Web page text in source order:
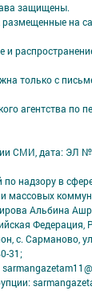
защищены.
на
и
только с
агентства по
СМИ, дата: ЭЛ
надзору в
массовых
Альбина
Федерация,
с. Сарманово,
31;